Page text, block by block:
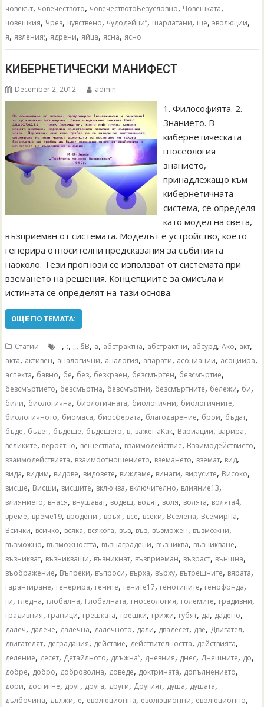
човекът, човечеството, човечествотоБезусловно, Човешката,
човешкия, Чрез, чувствено, чудодейци”, шарлатани, ще,эволюции,
я, явления;, ядрени, яйца, ясна, ясно
КИБЕРНЕТИЧЕСКИ МАНИФЕСТ
December 2, 2012 admin
1. Философията. 2.
Знанието. В
кибернетическата
гносеология
знанието,
принадлежащо към
кибернетичната
система, се определя
като модел на света,
възприеман от системата. Моделът е устройство, което
генерира относителни предсказания за събитията
наоколо. Тези прогнози се използват от системата при
вземането на решения. Концепциите за смисъла и
истината се определят на тази основа.
ОЩЕ ПО ТЕМАТА:
Статии –, :, „, §В, а, абстрактна, абстрактни, абсурд,Ако, акт,
акта, активен, аналогични, аналогия, апарати, асоциации, асоциира,
аспекта, бавно, бе, без, безкраен, безсмъртен, безсмъртие,
безсмъртието, безсмъртна, безсмъртни, безсмъртните, бележи, би,
били, биологична, биологичната, биологични, биологичните,
биологичното, биомаса, биосферата, благодарение, брой, бъдат,
бъде, бъдет, бъдеще, бъдещето, в, важенаКак, Вариации, варира,
великите, вероятно, веществата, взаимодействие, Взаимодействието,
взаимодействията, взаимоотношението, вземането, вземат, вид,
вида, видим, видове, видовете, виждаме, винаги, вирусите, Високо,
висше, Висши, висшите, включва, включително, влияние13,
влиянието, внася, внушават, водещ, водят, воля, волята, волята4,
време, време19, вродени:, връх:, все, всеки, Вселена, Всемирна,
Всички, всичко, всяка, всякога, във, въз, възможен, възможни,
възможно, възможността, възнаградени, възниква, възникване,
възникват, възникващи, възникнат, възприеман, възраст, външна,
въображение, Въпреки, въпроси, върха, върху, вътрешните, вярата,
гарантиране, генерира, гените, гените17, генотипите, генофонда,
ги, гледна, глобална, Глобалната, гносеология, големите, градивни,
градивния, граници, грешката, грешки, грижи, губят, да, дадено,
далеч, далече, далечна, далечното, дали, двадесет, две, Двигател,
двигателят, деградация, действие, действителността, действията,
деление, десет, Детайлното, длъжна“, дневния, днес, Днешните, до,
добре, добро, доброволна, доведе, доктрината, допълнението,
дори, достигне, друг, друга, други, Другият, душа, душата,
дълбочина, дължи, е, еволюционна, еволюционни, еволюционно,